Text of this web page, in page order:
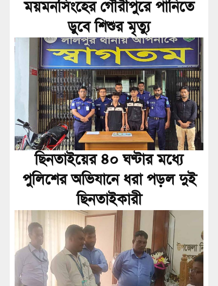
ময়মনসিংহের গৌরীপুরে পানিতে
ডুবে শিশুর মৃত্যু
ছিনতাইয়ের ৪০ ঘণ্টার মধ্যে
পুলিশের অভিযানে ধরা পড়ল দুই
ছিনতাইকারী